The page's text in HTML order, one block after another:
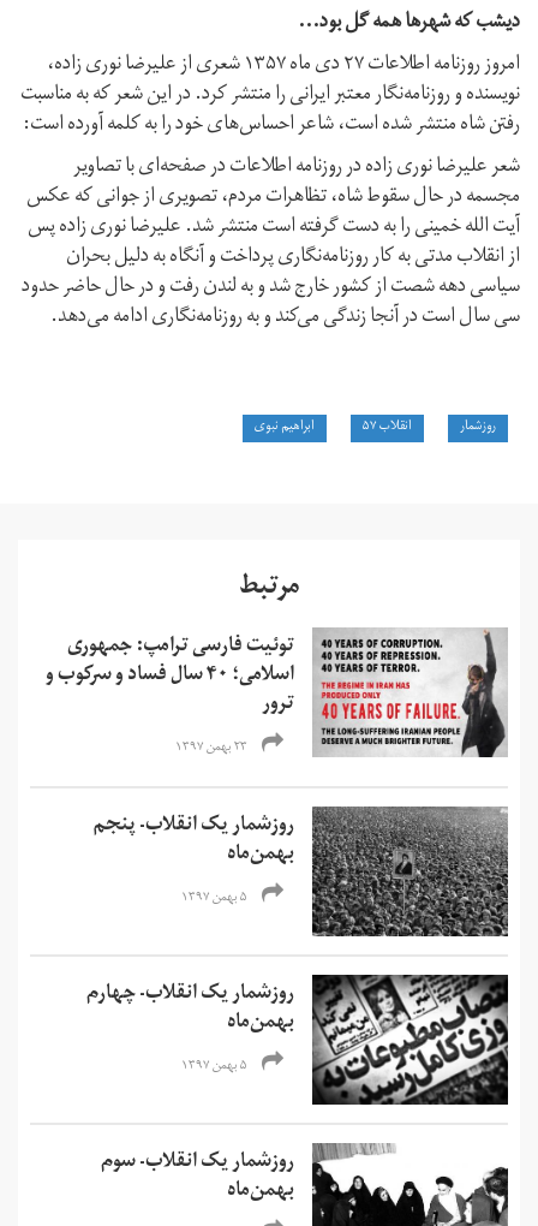
دیشب که شهرها همه گل بود...
امروز روزنامه اطلاعات ۲۷ دی ماه ۱۳۵۷ شعری از علیرضا نوری زاده،
نویسنده و روزنامه‌نگار معتبر ایرانی را منتشر کرد. در این شعر که به مناسبت
رفتن شاه منتشر شده است، شاعر احساس‌های خود را به کلمه آورده است:
شعر علیرضا نوری زاده در روزنامه اطلاعات در صفحه‌ای با تصاویر
مجسمه در حال سقوط شاه، تظاهرات مردم، تصویری از جوانی که عکس
آیت الله خمینی را به دست گرفته است منتشر شد. علیرضا نوری زاده پس
از انقلاب مدتی به کار روزنامه‌نگاری پرداخت و آنگاه به دلیل بحران
سیاسی دهه شصت از کشور خارج شد و به لندن رفت و در حال حاضر حدود
سی سال است در آنجا زندگی می‌کند و به روزنامه‌نگاری ادامه می‌دهد.
روزشمار انقلاب ۵۷ ابراهیم نبوی
مرتبط
توئیت فارسی ترامپ: جمهوری
اسلامی؛ ۴۰ سال فساد و سرکوب و
ترور
۲۳ بهمن ۱۳۹۷
روزشمار یک انقلاب- پنجم
بهمن‌ماه
۵ بهمن ۱۳۹۷
روزشمار یک انقلاب- چهارم
بهمن‌ماه
۵ بهمن ۱۳۹۷
روزشمار یک انقلاب- سوم
بهمن‌ماه